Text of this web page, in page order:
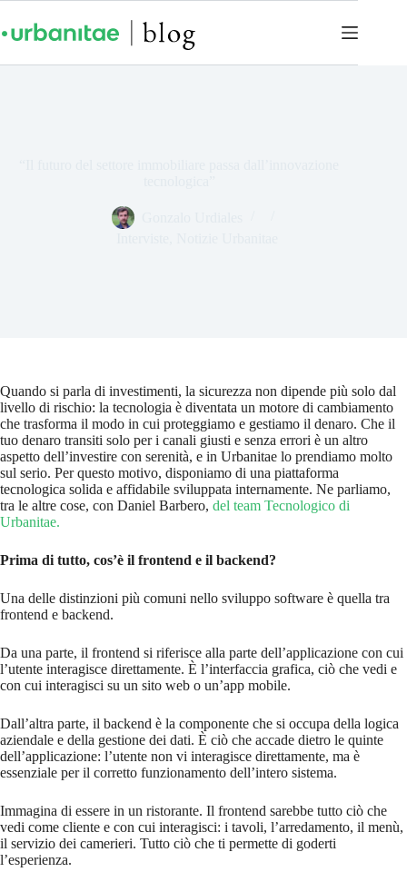
Quando si parla di investimenti, la sicurezza non dipende più solo dal
livello di rischio: la tecnologia è diventata un motore di cambiamento
che trasforma il modo in cui proteggiamo e gestiamo il denaro. Che il
tuo denaro transiti solo per i canali giusti e senza errori è un altro
aspetto dell’investire con serenità, e in Urbanitae lo prendiamo molto
sul serio. Per questo motivo, disponiamo di una piattaforma
tecnologica solida e affidabile sviluppata internamente. Ne parliamo,
tra le altre cose, con Daniel Barbero, del team Tecnologico di
Urbanitae.
Prima di tutto, cos’è il frontend e il backend?
Una delle distinzioni più comuni nello sviluppo software è quella tra
frontend e backend.
Da una parte, il frontend si riferisce alla parte dell’applicazione con cui
l’utente interagisce direttamente. È l’interfaccia grafica, ciò che vedi e
con cui interagisci su un sito web o un’app mobile.
Dall’altra parte, il backend è la componente che si occupa della logica
aziendale e della gestione dei dati. È ciò che accade dietro le quinte
dell’applicazione: l’utente non vi interagisce direttamente, ma è
essenziale per il corretto funzionamento dell’intero sistema.
Immagina di essere in un ristorante. Il frontend sarebbe tutto ciò che
vedi come cliente e con cui interagisci: i tavoli, l’arredamento, il menù,
il servizio dei camerieri. Tutto ciò che ti permette di goderti
l’esperienza.